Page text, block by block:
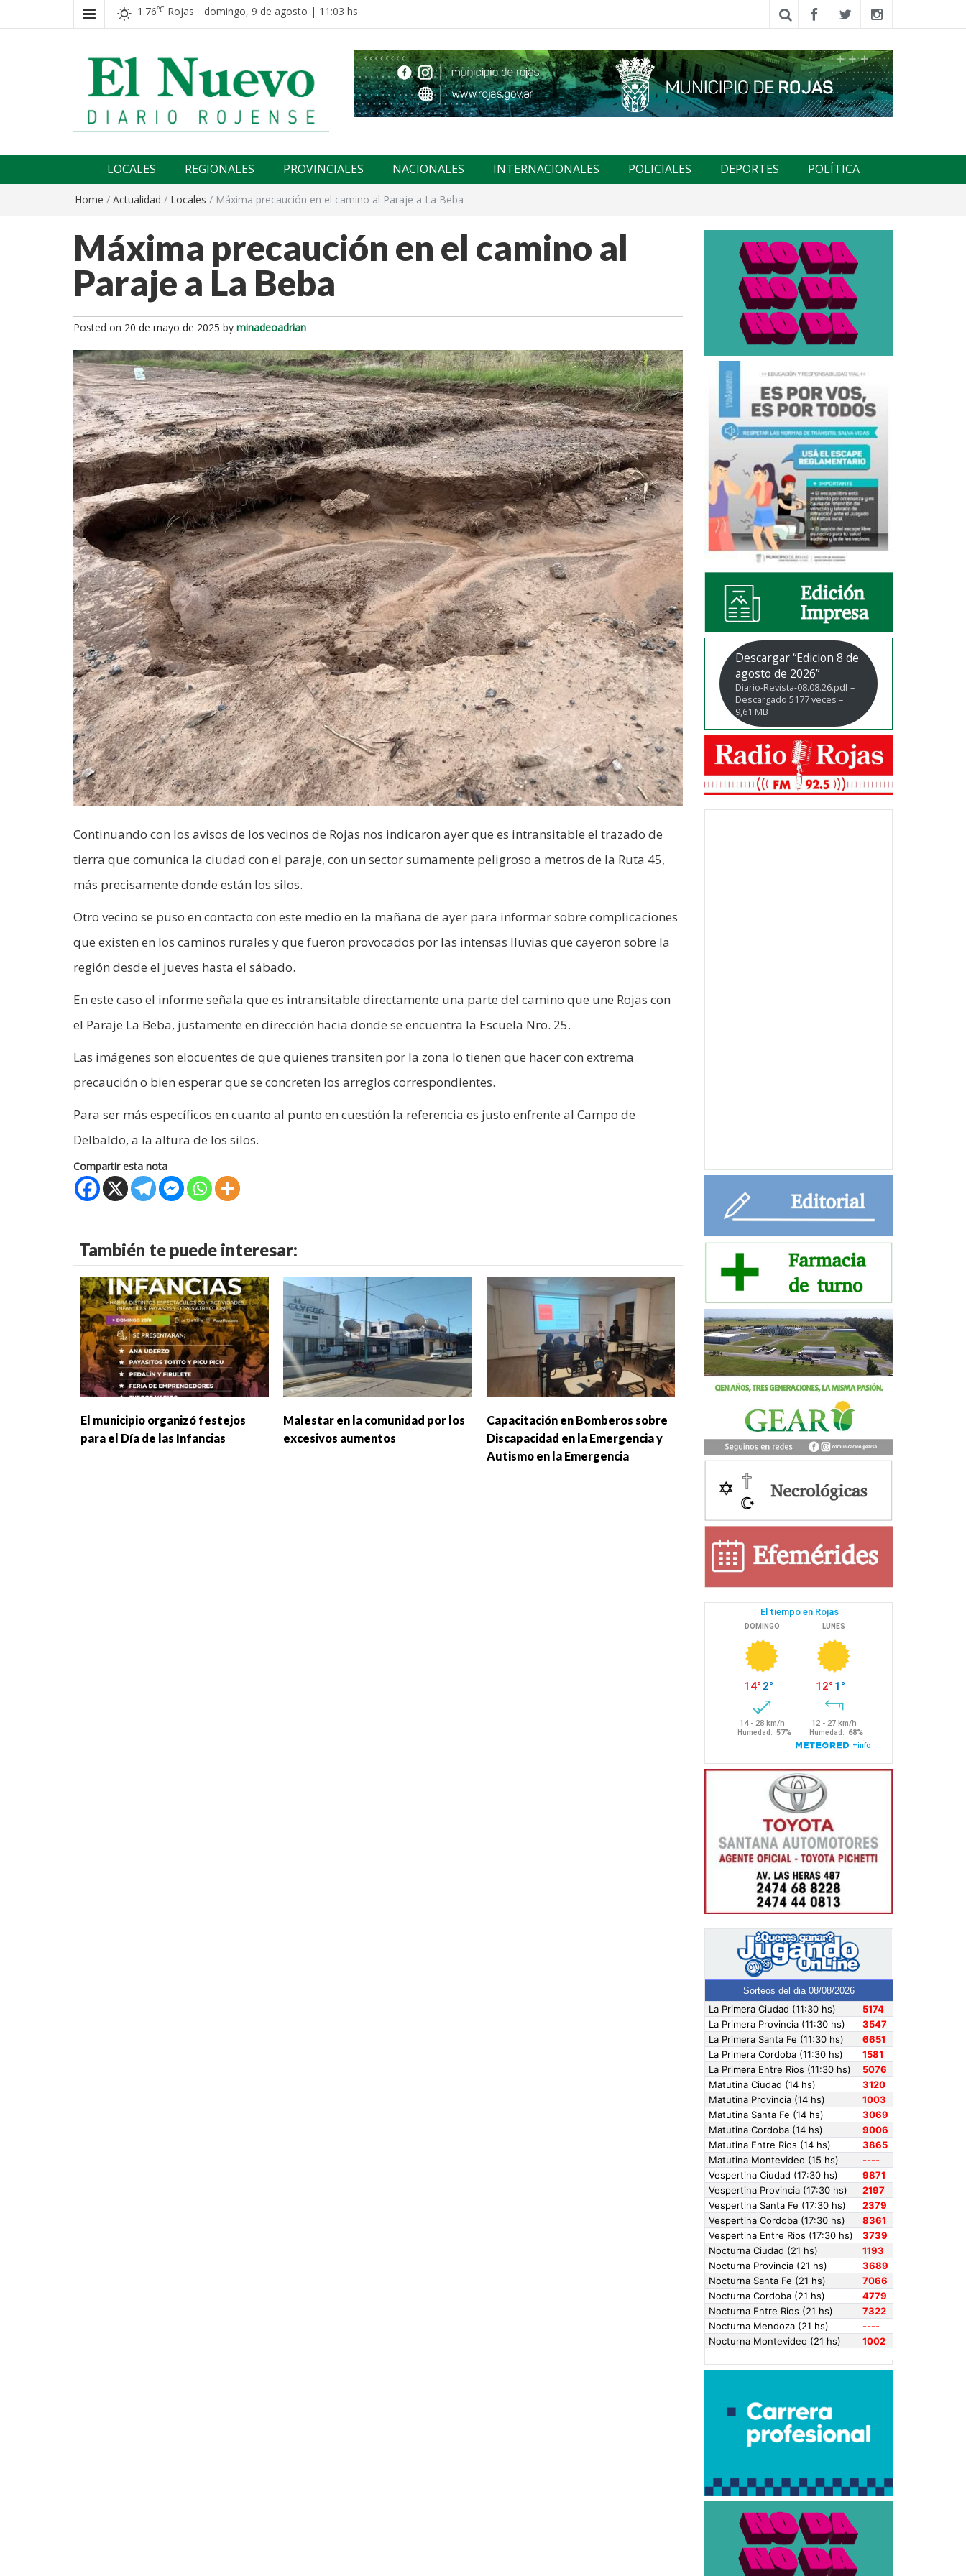
1.76℃ Rojas domingo, 9 de agosto | 11:03 hs
El nuevo rojense
LOCALES REGIONALES PROVINCIALES NACIONALES INTERNACIONALES POLICIALES DEPORTES POLÍTICA
Home / Actualidad / Locales / Máxima precaución en el camino al Paraje a La Beba
Máxima precaución en el camino al
Paraje a La Beba
Posted on 20 de mayo de 2025 by minadeoadrian
Continuando con los avisos de los vecinos de Rojas nos indicaron ayer que es intransitable el trazado de
tierra que comunica la ciudad con el paraje, con un sector sumamente peligroso a metros de la Ruta 45,
más precisamente donde están los silos.
Otro vecino se puso en contacto con este medio en la mañana de ayer para informar sobre complicaciones
que existen en los caminos rurales y que fueron provocados por las intensas lluvias que cayeron sobre la
región desde el jueves hasta el sábado.
En este caso el informe señala que es intransitable directamente una parte del camino que une Rojas con
el Paraje La Beba, justamente en dirección hacia donde se encuentra la Escuela Nro. 25.
Las imágenes son elocuentes de que quienes transiten por la zona lo tienen que hacer con extrema
precaución o bien esperar que se concreten los arreglos correspondientes.
Para ser más específicos en cuanto al punto en cuestión la referencia es justo enfrente al Campo de
Delbaldo, a la altura de los silos.
Compartir esta nota
También te puede interesar:
El municipio organizó festejos
para el Día de las Infancias
Malestar en la comunidad por los
excesivos aumentos
Capacitación en Bomberos sobre
Discapacidad en la Emergencia y
Autismo en la Emergencia
Descargar “Edicion 8 de
agosto de 2026”
Diario-Revista-08.08.26.pdf –
Descargado 5177 veces –
9,61 MB